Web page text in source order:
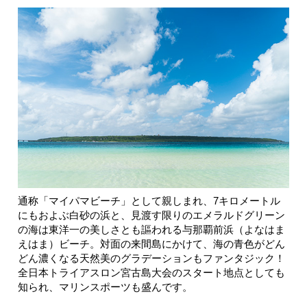
通称「マイパマビーチ」として親しまれ、7キロメートル
にもおよぶ白砂の浜と、見渡す限りのエメラルドグリーン
の海は東洋一の美しさとも謳われる与那覇前浜（よなはま
えはま）ビーチ。対面の来間島にかけて、海の青色がどん
どん濃くなる天然美のグラデーションもファンタジック！
全日本トライアスロン宮古島大会のスタート地点としても
知られ、マリンスポーツも盛んです。